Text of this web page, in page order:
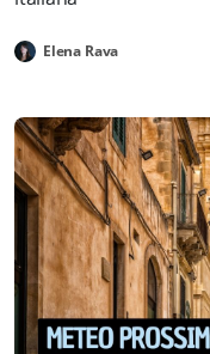
Elena Rava